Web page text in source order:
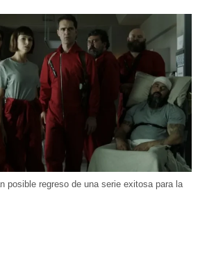
posible regreso de una serie exitosa para la